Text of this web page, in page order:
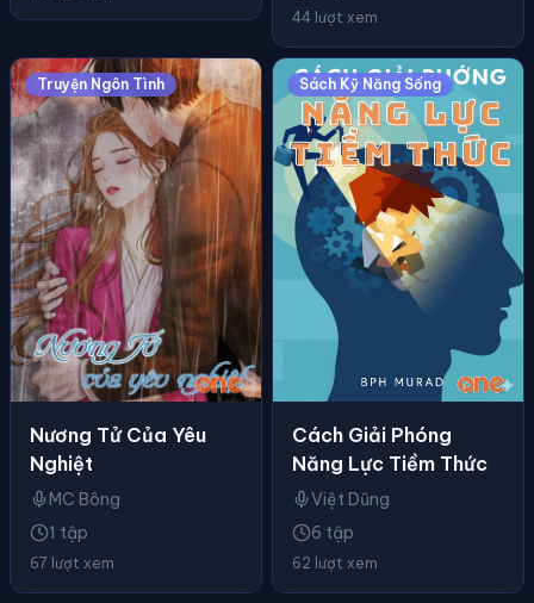
44 lượt xem
Truyện Ngôn Tình
Nương Tử Của Yêu
Nghiệt
MC Bông
1 tập
67 lượt xem
Sách Kỹ Năng Sống
Cách Giải Phóng
Năng Lực Tiềm Thức
Việt Dũng
6 tập
62 lượt xem